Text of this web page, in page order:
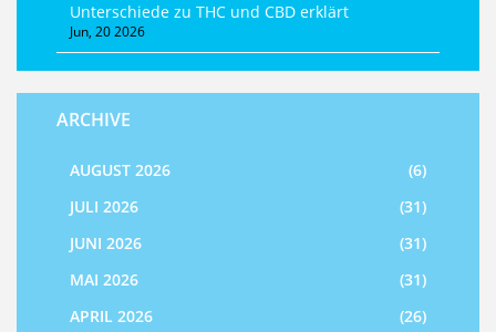
Unterschiede zu THC und CBD erklärt
Jun, 20 2026
ARCHIVE
AUGUST 2026
(6)
JULI 2026
(31)
JUNI 2026
(31)
MAI 2026
(31)
APRIL 2026
(26)